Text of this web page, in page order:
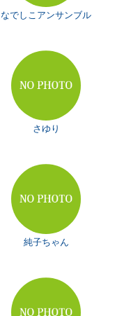
なでしこアンサンブル
さゆり
純子ちゃん